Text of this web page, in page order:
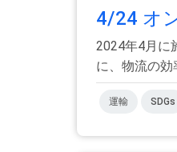
4/24 オ
2024年4月に
に、物流の効
運輸 SDGs